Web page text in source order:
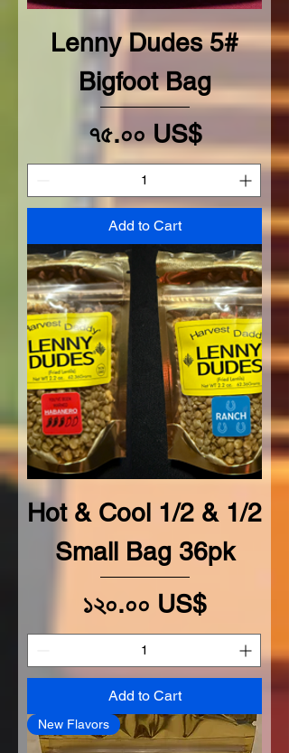
Lenny Dudes 5#
Bigfoot Bag
Price
৭৫.০০ US$
Add to Cart
Hot & Cool 1/2 & 1/2
Small Bag 36pk
Price
১২০.০০ US$
Add to Cart
New Flavors